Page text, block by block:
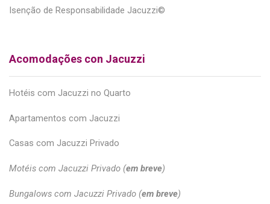
Isenção de Responsabilidade Jacuzzi©
Acomodações con Jacuzzi
Hotéis com Jacuzzi no Quarto
Apartamentos com Jacuzzi
Casas com Jacuzzi Privado
Motéis com Jacuzzi Privado (em breve)
Bungalows com Jacuzzi Privado (em breve)